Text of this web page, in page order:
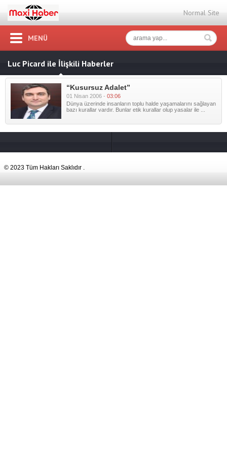
Normal Site
MENÜ
Luc Picard ile İlişkili Haberler
“Kusursuz Adalet”
01 Nisan 2006 - 03:06
Dünya üzerinde insanların toplu halde yaşamalarını sağlayan
bazı kurallar vardır. Bunlar etik kurallar olup yasalar ile ...
© 2023 Tüm Hakları Saklıdır .